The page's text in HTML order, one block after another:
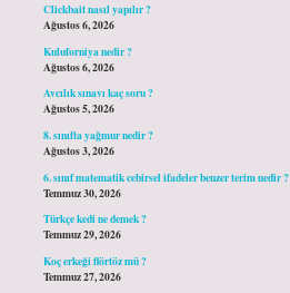
Clickbait nasıl yapılır ?
Ağustos 6, 2026
Kuluforniya nedir ?
Ağustos 6, 2026
Avcılık sınavı kaç soru ?
Ağustos 5, 2026
8. sınıfta yağmur nedir ?
Ağustos 3, 2026
6. sınıf matematik cebirsel ifadeler benzer terim nedir ?
Temmuz 30, 2026
Türkçe kedi ne demek ?
Temmuz 29, 2026
Koç erkeği flörtöz mü ?
Temmuz 27, 2026